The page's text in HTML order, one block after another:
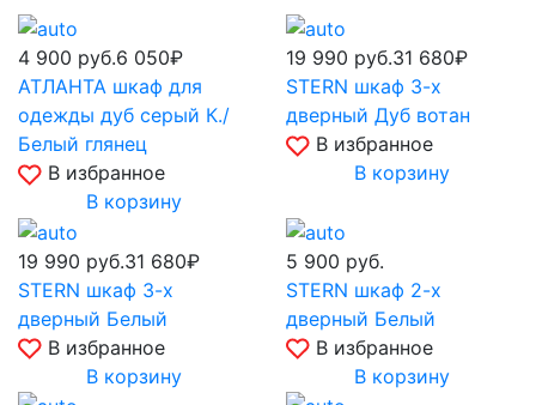
4 900 руб.6 050₽
АТЛАНТА шкаф для
одежды дуб серый К./
Белый глянец
В избранное
В корзину
19 990 руб.31 680₽
STERN шкаф 3-х
дверный Дуб вотан
В избранное
В корзину
19 990 руб.31 680₽
STERN шкаф 3-х
дверный Белый
В избранное
В корзину
5 900 руб.
STERN шкаф 2-х
дверный Белый
В избранное
В корзину